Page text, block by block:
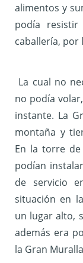
alimentos y
podía
caballería, por
La cual no
no podía
instante. La
montaña y
En la torre
podían
de servicio
situación en
un lugar alto,
además era
la Gran